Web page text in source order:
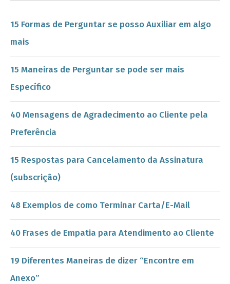
15 Formas de Perguntar se posso Auxiliar em algo
mais
15 Maneiras de Perguntar se pode ser mais
Específico
40 Mensagens de Agradecimento ao Cliente pela
Preferência
15 Respostas para Cancelamento da Assinatura
(subscrição)
48 Exemplos de como Terminar Carta/E-Mail
40 Frases de Empatia para Atendimento ao Cliente
19 Diferentes Maneiras de dizer “Encontre em
Anexo”